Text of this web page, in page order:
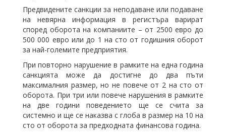
Предвидените санкции за неподаване или подаване
на невярна информация в регистъра варират
според оборота на компаниите – от 2500 евро до
500 000 евро или до 1 на сто от годишния оборот
за най-големите предприятия.
При повторно нарушение в рамките на една година
санкцията може да достигне до два пъти
максималния размер, но не повече от 2 на сто от
оборота. При три или повече нарушения в рамките
на две години поведението ще се счита за
системно и ще се наказва с глоба в размер на 10 на
сто от оборота за предходната финансова година.